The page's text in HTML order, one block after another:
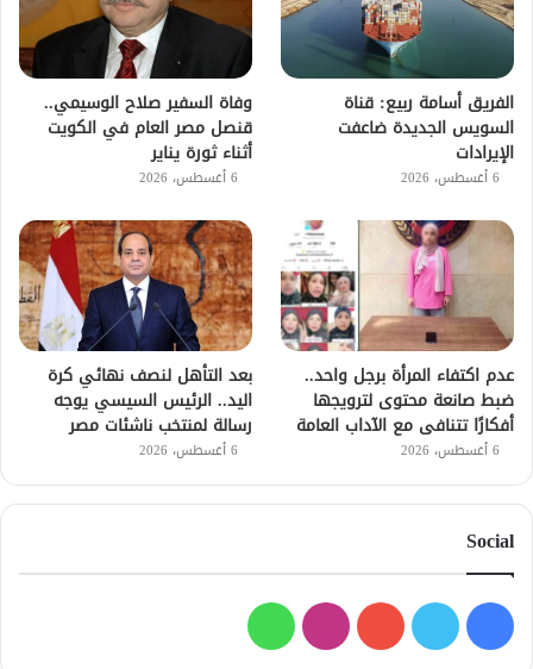
الفريق أسامة ربيع: قناة
السويس الجديدة ضاعفت
الإيرادات
6 أغسطس، 2026
وفاة السفير صلاح الوسيمي..
قنصل مصر العام في الكويت
أثناء ثورة يناير
6 أغسطس، 2026
عدم اكتفاء المرأة برجل واحد..
ضبط صانعة محتوى لترويجها
أفكارًا تتنافى مع الآداب العامة
6 أغسطس، 2026
بعد التأهل لنصف نهائي كرة
اليد.. الرئيس السيسي يوجه
رسالة لمنتخب ناشئات مصر
6 أغسطس، 2026
Social
فيسبوك
تويتر يوتيوبانستقرامواتساب